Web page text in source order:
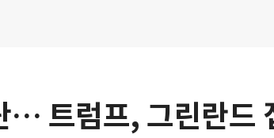
… 트럼프, 그린란드